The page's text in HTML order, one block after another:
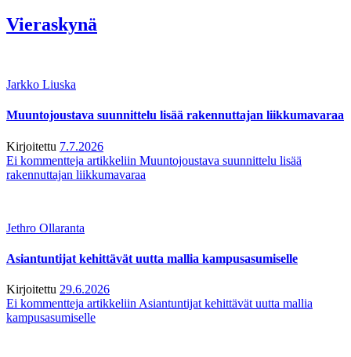
Vieraskynä
Jarkko Liuska
Muuntojoustava suunnittelu lisää rakennuttajan liikkumavaraa
Kirjoitettu 7.7.2026
Ei kommentteja artikkeliin Muuntojoustava suunnittelu lisää
rakennuttajan liikkumavaraa
Jethro Ollaranta
Asiantuntijat kehittävät uutta mallia kampusasumiselle
Kirjoitettu 29.6.2026
Ei kommentteja artikkeliin Asiantuntijat kehittävät uutta mallia
kampusasumiselle